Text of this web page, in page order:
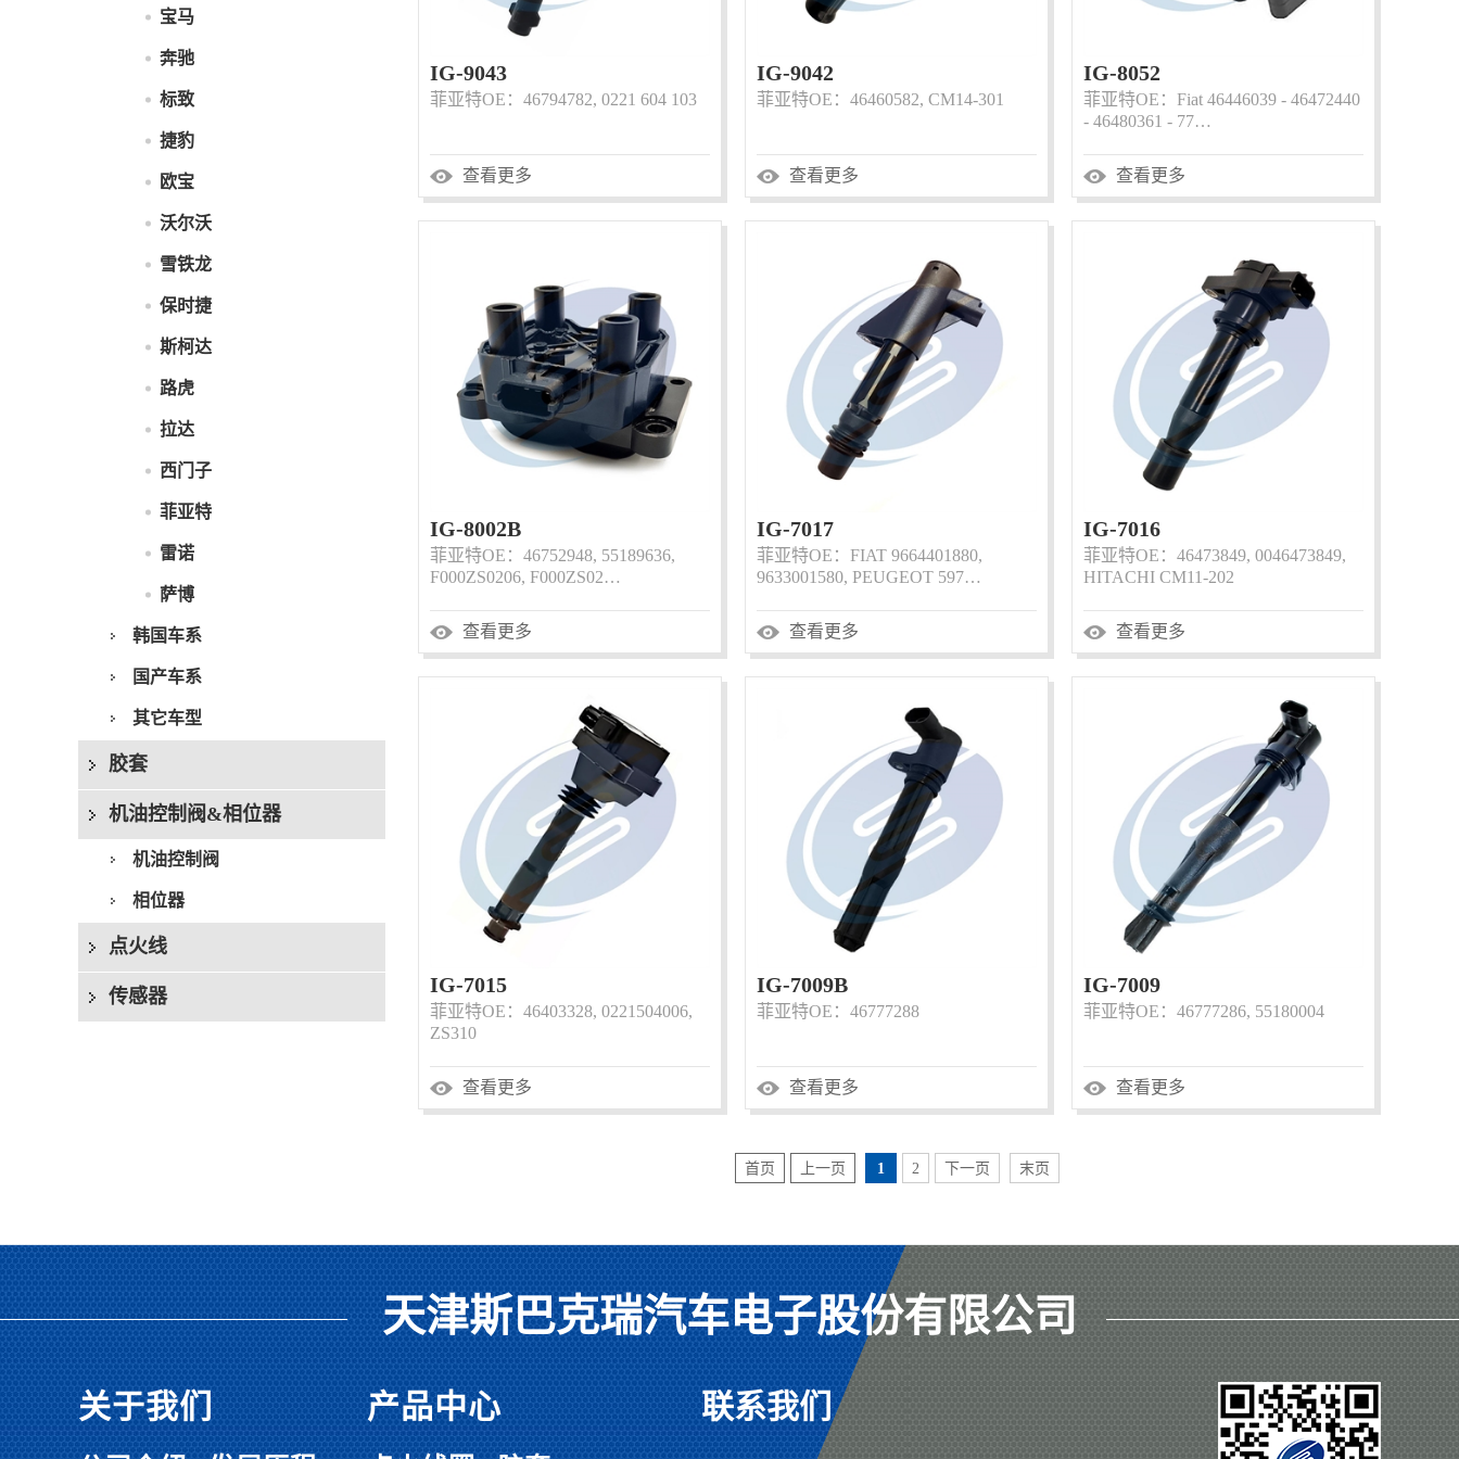
宝马
奔驰
标致
捷豹
欧宝
沃尔沃
雪铁龙
保时捷
斯柯达
路虎
拉达
西门子
菲亚特
雷诺
萨博
韩国车系
国产车系
其它车型
胶套
机油控制阀&相位器
机油控制阀
相位器
点火线
传感器
IG-9043
菲亚特OE：46794782, 0221 604 103
查看更多
IG-9042
菲亚特OE：46460582, CM14-301
查看更多
IG-8052
菲亚特OE：Fiat 46446039 - 46472440
- 46480361 - 77…
查看更多
IG-8002B
菲亚特OE：46752948, 55189636,
F000ZS0206, F000ZS02…
查看更多
IG-7017
菲亚特OE：FIAT 9664401880,
9633001580, PEUGEOT 597…
查看更多
IG-7016
菲亚特OE：46473849, 0046473849,
HITACHI CM11-202
查看更多
IG-7015
菲亚特OE：46403328, 0221504006,
ZS310
查看更多
IG-7009B
菲亚特OE：46777288
查看更多
IG-7009
菲亚特OE：46777286, 55180004
查看更多
首页 上一页 1 2 下一页 末页
天津斯巴克瑞汽车电子股份有限公司
关于我们 产品中心 联系我们